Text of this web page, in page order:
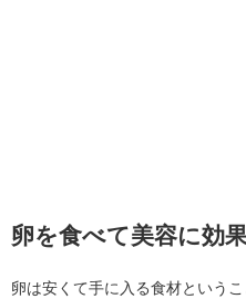
卵を食べて美容に効
卵は安くて手に入る食材という